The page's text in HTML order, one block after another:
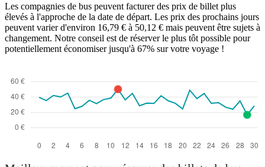
Les compagnies de bus peuvent facturer des prix de billet plus
élevés à l'approche de la date de départ. Les prix des prochains jours
peuvent varier d'environ 16,79 € à 50,12 € mais peuvent être sujets à
changement. Notre conseil est de réserver le plus tôt possible pour
potentiellement économiser jusqu'à 67% sur votre voyage !